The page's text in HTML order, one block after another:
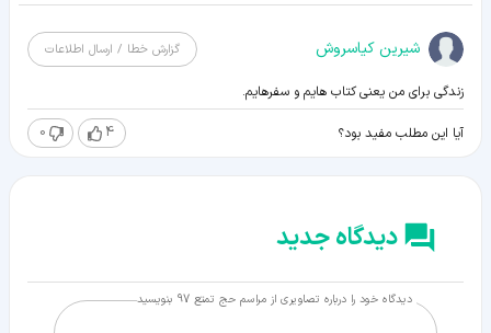
شیرین کیاسروش گزارش خطا / ارسال اطلاعات
زندگی برای من یعنی کتاب هایم و سفرهایم.
آیا این مطلب مفید بود؟ 4
0
دیدگاه جدید
دیدگاه خود را درباره تصاویری از مراسم حج تمتع 97 بنویسید